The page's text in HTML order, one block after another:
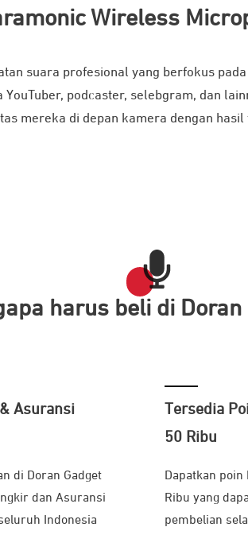
Wireless
suara profesional yang berfokus
podcaster, selebgram, dan
mereka di depan kamera dengan
harus beli di Doran
Asuransi
di Doran Gadget
dan Asuransi
Indonesia
Tersedia
50 Ribu
Dapatkan poin
Ribu yang
pembelian